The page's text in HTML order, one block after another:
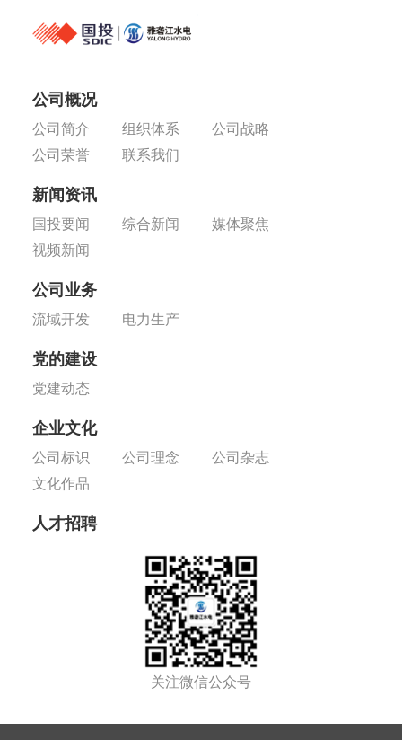
公司概况
公司简介 组织体系
公司战略
公司荣誉
联系我们
新闻资讯
国投要闻 综合新闻
媒体聚焦
视频新闻
公司业务
流域开发 电力生产
党的建设
党建动态
企业文化
公司标识 公司理念
公司杂志
文化作品
人才招聘
关注微信公众号